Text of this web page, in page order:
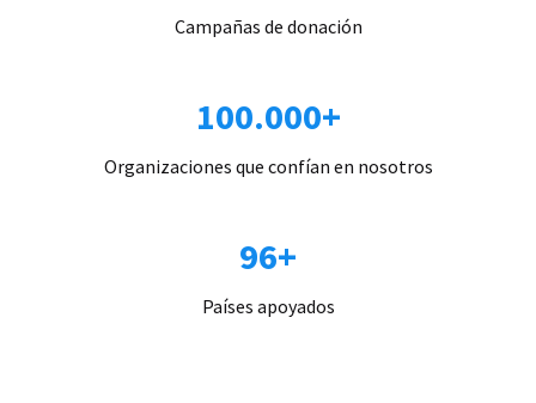
Campañas de donación
100.000+
Organizaciones que confían en nosotros
96+
Países apoyados